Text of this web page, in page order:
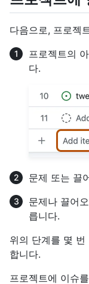
다음으로, 프로젝
프로젝트의
다.
문제 또는 끌
문제나 끌어
릅니다.
위의 단계를 몇
합니다.
프로젝트에 이슈